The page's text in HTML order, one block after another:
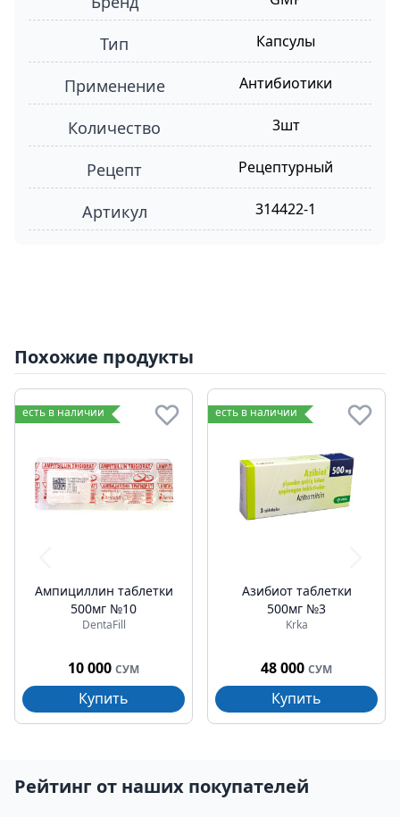
Тип Капсулы
Применение Антибиотики
Количество 3шт
Рецепт Рецептурный
Артикул 314422-1
Похожие продукты
есть в наличии
Ампициллин таблетки
500мг №10
DentaFill
10 000 СУМ
Купить
есть в наличии
Азибиот таблетки
500мг №3
Krka
48 000 СУМ
Купить
Рейтинг от наших покупателей